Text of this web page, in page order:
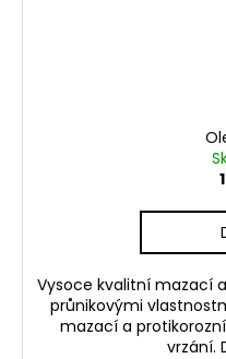
Vysoce kvalitní mazací
průnikovými
mazací a
vrzání.